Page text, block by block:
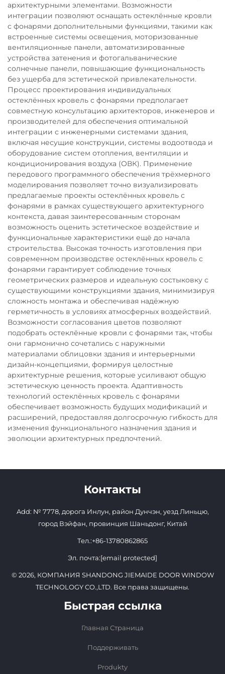
архитектурными элементами. Возможности
интеграции позволяют оснащать остеклённые кровли
с фонарями дополнительными функциями, такими как
встроенные системы освещения, моторизованные
вентиляционные панели, автоматизированные
устройства затенения и фотогальванические
солнечные панели, повышающие функциональность
без ущерба для эстетической привлекательности.
Процесс проектирования индивидуальных
остеклённых кровель с фонарями предполагает
совместную консультацию архитекторов, инженеров и
производителей для обеспечения оптимальной
интеграции с инженерными системами здания,
включая несущие конструкции, системы водоотвода и
оборудование систем отопления, вентиляции и
кондиционирования воздуха (ОВК). Применение
передового программного обеспечения трёхмерного
моделирования позволяет точно визуализировать
предлагаемые проекты остеклённых кровель с
фонарями в рамках существующего архитектурного
контекста, давая заинтересованным сторонам
возможность оценить эстетическое воздействие и
функциональные характеристики ещё до начала
строительства. Высокая точность изготовления при
современном производстве остеклённых кровель с
фонарями гарантирует соблюдение точных
геометрических размеров и идеальную состыковку с
существующими конструкциями здания, минимизируя
сложность монтажа и обеспечивая надёжную
герметичность в условиях атмосферных воздействий.
Возможности согласования цветов позволяют
подобрать остеклённые кровли с фонарями так, чтобы
они гармонично сочетались с наружными
материалами облицовки здания и интерьерными
дизайн-концепциями, формируя целостные
архитектурные решения, которые усиливают общую
эстетическую ценность проекта. Адаптивность
технологий остеклённых кровель с фонарями
обеспечивает возможность будущих модификаций и
расширений, предоставляя долгосрочную гибкость для
изменения функционального назначения здания и
эволюции архитектурных предпочтений.
Контакты
Add: № 7778, дорога Инлун, район Дунчэн, уезд Линьцю,
город Вэйфан, провинция Шаньдонг, Китай
Тел.:+86-13780862865
Эл. почта:[email protected]
© 2026, КОМПАНИЯ SHANDONG JIEMAIDE DOOR WINDOW
TECHNOLOGY CO.,LTD. Все права защищены.
Быстрая ссылка
Главная Страница
Поддерживать
Produkty